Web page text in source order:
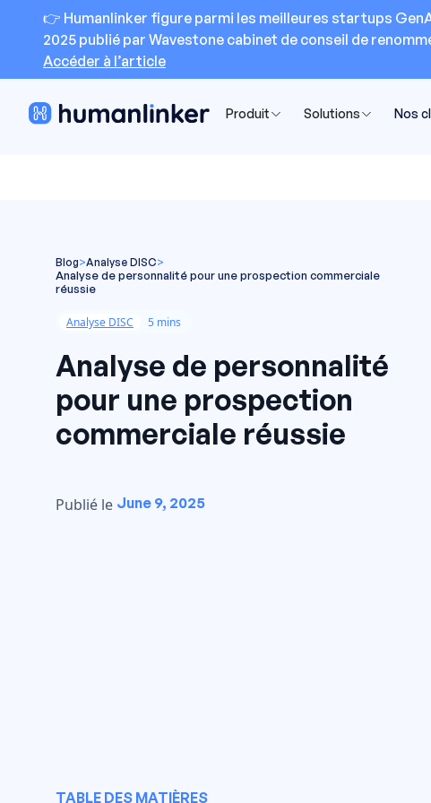
👉 Humanlinker figure parmi les meilleures startups
2025 publié par Wavestone cabinet de conseil de
Accéder à l’article
Produit Solutions Nos
Blog>Analyse DISC>
Analyse de personnalité pour une prospection commerciale
réussie
Analyse DISC 5 mins
Analyse de personnalité
pour une prospection
commerciale réussie
Publié le June 9, 2025
TABLE DES MATIÈRES